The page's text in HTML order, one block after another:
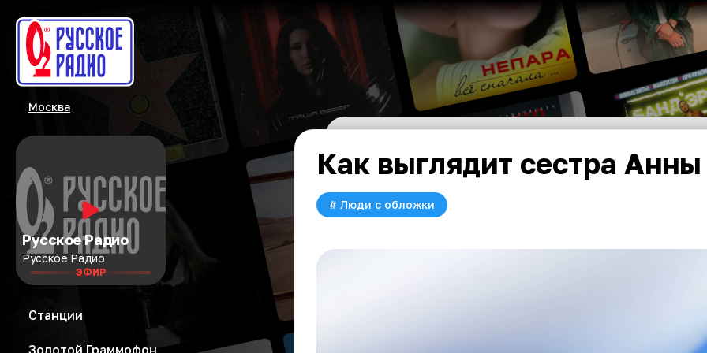
Москва
Русское Радио
Русское Радио
ЭФИР
Станции
Золотой Граммофон
Как выглядит сестра
# Люди с обложки